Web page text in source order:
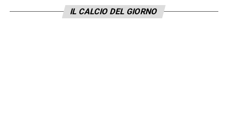
LA PLAYLIST DELLE NOSTRE TOP NEWS
IL CALCIO DEL GIORNO